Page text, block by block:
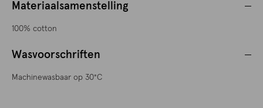
Materiaalsamenstelling
100% cotton
Wasvoorschriften
Machinewasbaar op 30°C